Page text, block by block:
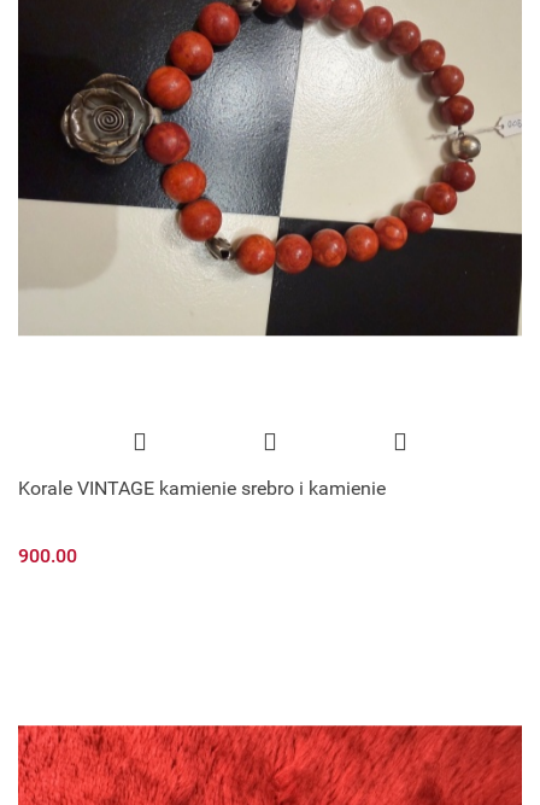
Korale VINTAGE kamienie srebro i kamienie
900.00